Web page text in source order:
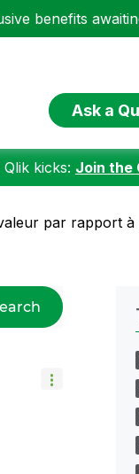
benefits
Ask a
kicks: Join the
par rapport à